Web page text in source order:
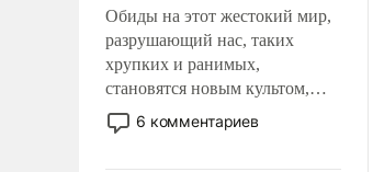
Обиды на этот жестокий мир,
разрушающий нас, таких
хрупких и ранимых,
становятся новым культом,
постепенно вытесняя и
отменяя традиционное
6 комментариев